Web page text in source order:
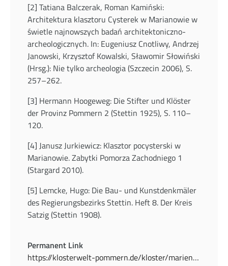
[2] Tatiana Balczerak, Roman Kamiński:
Architektura klasztoru Cysterek w Marianowie w
świetle najnowszych badań architektoniczno-
archeologicznych. In: Eugeniusz Cnotliwy, Andrzej
Janowski, Krzysztof Kowalski, Sławomir Słowiński
(Hrsg.): Nie tylko archeologia (Szczecin 2006), S.
257–262.
[3] Hermann Hoogeweg: Die Stifter und Klöster
der Provinz Pommern 2 (Stettin 1925), S. 110–
120.
[4] Janusz Jurkiewicz: Klasztor pocysterski w
Marianowie. Zabytki Pomorza Zachodniego 1
(Stargard 2010).
[5] Lemcke, Hugo: Die Bau- und Kunstdenkmäler
des Regierungsbezirks Stettin. Heft 8. Der Kreis
Satzig (Stettin 1908).
Permanent Link
https://klosterwelt-pommern.de/kloster/marienfliess-marianowo/